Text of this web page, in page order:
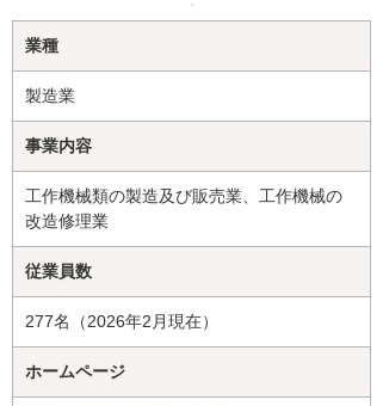
業種
製造業
事業内容
工作機械類の製造及び販売業、工作機械の
改造修理業
従業員数
277名（2026年2月現在）
ホームページ